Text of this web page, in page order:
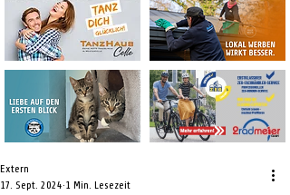
Extern
17. Sept. 2024 1 Min. Lesezeit